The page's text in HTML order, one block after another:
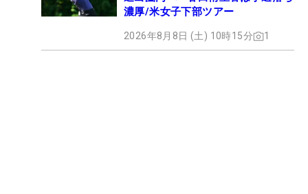
濃厚/米女子下部ツアー
2026年8月8日 (土) 10時15分 1